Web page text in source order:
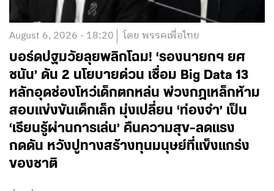
August 6, 2026 - 18:20 โดย พรรคเพื่อไทย
บอร์ดปฐมวัยลุยพลิกโฉม! ‘รองนายกฯ ยศ
ชนัน’ ดัน 2 นโยบายด่วน เชื่อม Big Data 13
หลักอุดช่องโหว่เด็กตกหล่น พ่วงกฎเหล็กห้าม
สอบแข่งขันเด็กเล็ก มุ่งเปลี่ยน ‘ท่องจำ’ เป็น
‘เรียนรู้ผ่านการเล่น’ คืนความสุข-ลดแรง
กดดัน หวังปูทางสร้างทุนมนุษย์ที่แข็งแกร่ง
ของชาติ